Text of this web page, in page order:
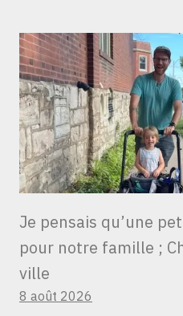
Je pensais qu’une
pour notre famille ;
ville
8 août 2026